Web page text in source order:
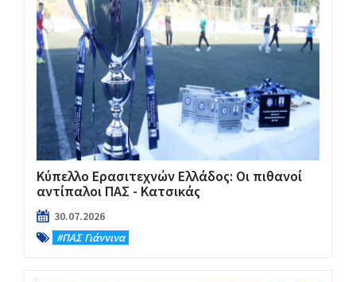
Kύπελλο Ερασιτεχνών Ελλάδος: Οι πιθανοί
αντίπαλοι ΠΑΣ - Κατσικάς
30.07.2026
#ΠΑΣ Γιάννινα